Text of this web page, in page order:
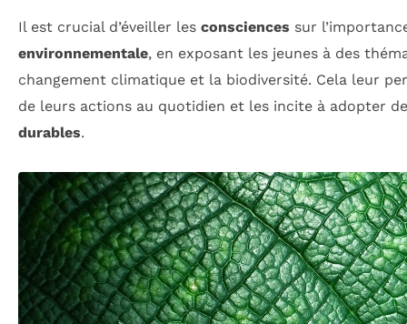
Il est crucial d’éveiller les consciences sur
environnementale, en exposant les jeunes à des
changement climatique et la biodiversité. Cela leur
de leurs actions au quotidien et les incite à adopter
durables.